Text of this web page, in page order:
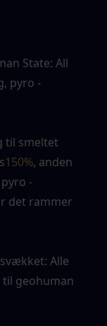
State: All
pyro -
til smeltet
150%, anden
-
det rammer
Alle
geohuman